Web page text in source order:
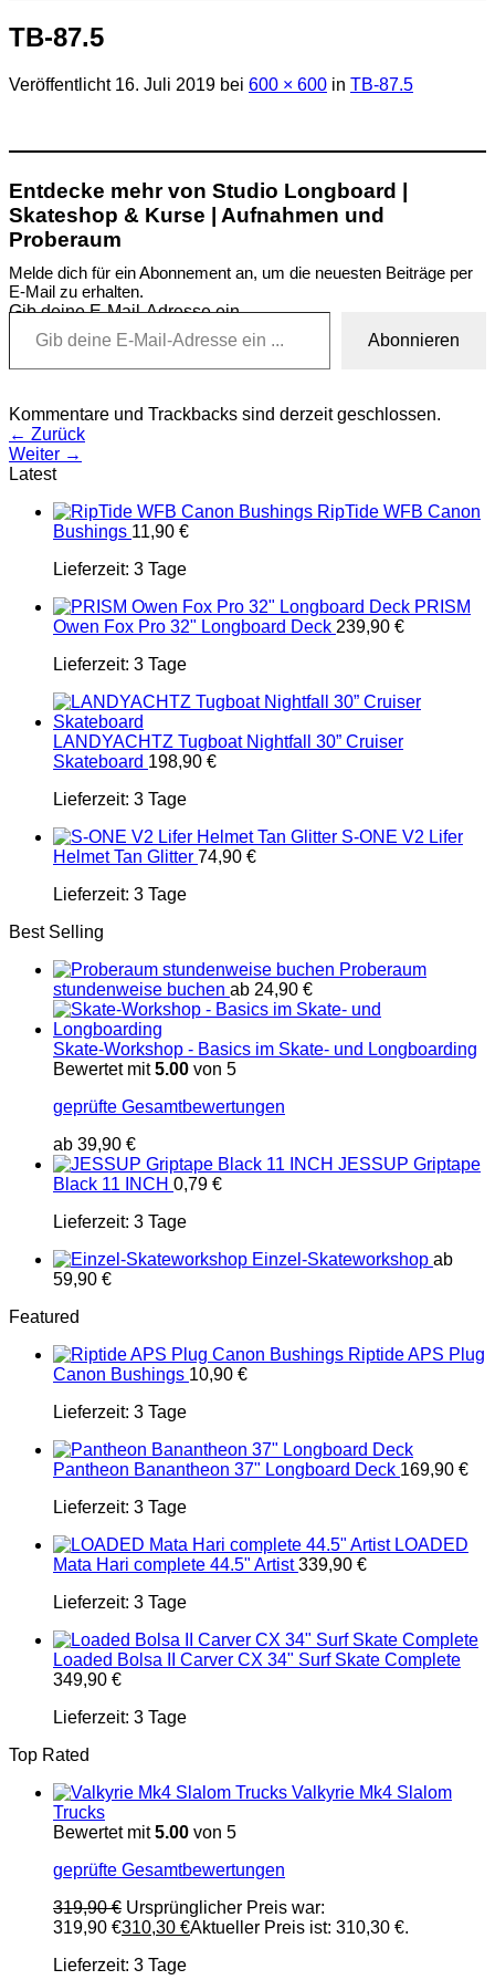
TB-87.5
Veröffentlicht 16. Juli 2019 bei 600 × 600 in TB-87.5
Entdecke mehr von Studio Longboard |
Skateshop & Kurse | Aufnahmen und
Proberaum
Melde dich für ein Abonnement an, um die neuesten Beiträge per
E-Mail zu erhalten.
Gib deine E-Mail-Adresse ein ...
Abonnieren
Kommentare und Trackbacks sind derzeit geschlossen.
← Zurück
Weiter →
Latest
RipTide WFB Canon
Bushings 11,90 €
Lieferzeit: 3 Tage
PRISM
Owen Fox Pro 32" Longboard Deck 239,90 €
Lieferzeit: 3 Tage
LANDYACHTZ Tugboat Nightfall 30” Cruiser
Skateboard 198,90 €
Lieferzeit: 3 Tage
S-ONE V2 Lifer
Helmet Tan Glitter 74,90 €
Lieferzeit: 3 Tage
Best Selling
Proberaum
stundenweise buchen ab 24,90 €
Skate-Workshop - Basics im Skate- und Longboarding
Bewertet mit5.00 von 5
geprüfte Gesamtbewertungen
ab 39,90 €
JESSUP Griptape
Black 11 INCH 0,79 €
Lieferzeit: 3 Tage
Einzel-Skateworkshop ab
59,90 €
Featured
Riptide APS Plug
Canon Bushings 10,90 €
Lieferzeit: 3 Tage
Pantheon Banantheon 37" Longboard Deck 169,90 €
Lieferzeit: 3 Tage
LOADED
Mata Hari complete 44.5" Artist 339,90 €
Lieferzeit: 3 Tage
Loaded Bolsa II Carver CX 34" Surf Skate Complete
349,90 €
Lieferzeit: 3 Tage
Top Rated
Valkyrie Mk4 Slalom
Trucks
Bewertet mit5.00 von 5
geprüfte Gesamtbewertungen
319,90€ Ursprünglicher Preis war:
319,90 €310,30 €Aktueller Preis ist: 310,30 €.
Lieferzeit: 3 Tage